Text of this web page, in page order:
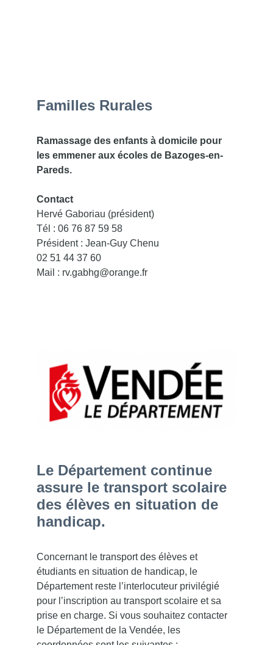
Familles Rurales
Ramassage des enfants à domicile pour
les emmener aux écoles de Bazoges-en-
Pareds.
Contact
Hervé Gaboriau (président)
Tél : 06 76 87 59 58
Président : Jean-Guy Chenu
02 51 44 37 60
Mail : rv.gabhg@orange.fr
Le Département continue
assure le transport scolaire
des élèves en situation de
handicap.
Concernant le transport des élèves et
étudiants en situation de handicap, le
Département reste l’interlocuteur privilégié
pour l’inscription au transport scolaire et sa
prise en charge. Si vous souhaitez contacter
le Département de la Vendée, les